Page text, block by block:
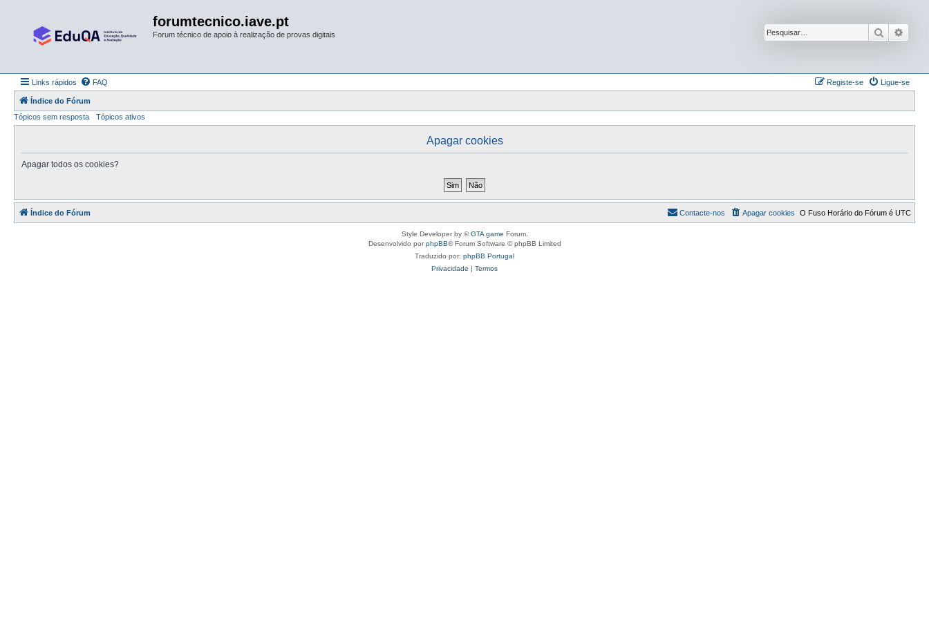
forumtecnico.iave.pt
Forum técnico de apoio à realização de provas digitais Pesquisar
Links rápidos FAQ Ligue-se
Registe-se
Índice do Fórum
Tópicos sem resposta
Tópicos ativos
Apagar cookies
Apagar todos os cookies?
Índice do Fórum O Fuso Horário do Fórum é UTC
Apagar cookies
Contacte-nos
Style Developer by ©GTA game Forum.
Desenvolvido porphpBB® Forum Software © phpBB Limited
Traduzido por: phpBB Portugal
Privacidade | Termos